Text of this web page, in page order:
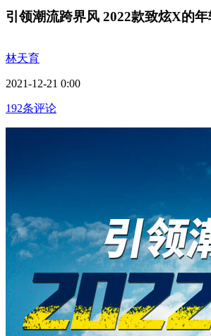
引领潮流跨界风 2022款致炫X的
林天育
2021-12-21 0:00
192条评论